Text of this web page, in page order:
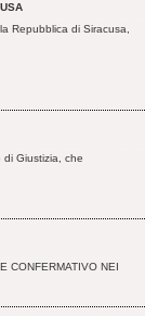
Repubblica di Siracusa,
Giustizia, che
CONFERMATIVO NEI